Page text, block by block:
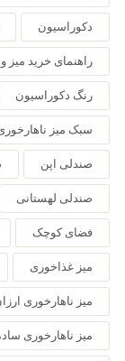
دکوراسیون
راهنمای خرید میز
رنگ دکوراسیون
سبک میز
صندلی اپن
صندلی لهستانی
فضای کوچک
میز غذاخوری
میز ناهارخوری
میز ناهارخوری